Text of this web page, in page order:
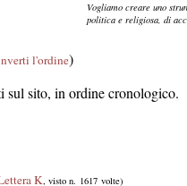
Vogliamo creare uno
politica e religiosa, di
l'ordine)
sito, in ordine cronologico.
K, visto n. 1617 volte)